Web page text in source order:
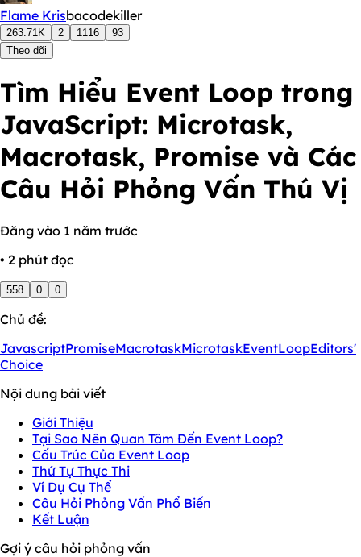
Flame Krisbacodekiller
263.71K 2 1116
93
Theo dõi
Tìm Hiểu Event Loop trong
JavaScript: Microtask,
Macrotask, Promise và Các
Câu Hỏi Phỏng Vấn Thú Vị
Đăng vào 1 năm trước
• 2 phút đọc
558 0 0
Chủ đề:
JavascriptPromiseMacrotaskMicrotaskEventLoopEditors'
Choice
Nội dung bài viết
Giới Thiệu
Tại Sao Nên Quan Tâm Đến Event Loop?
Cấu Trúc Của Event Loop
Thứ Tự Thực Thi
Ví Dụ Cụ Thể
Câu Hỏi Phỏng Vấn Phổ Biến
Kết Luận
Gợi ý câu hỏi phỏng vấn